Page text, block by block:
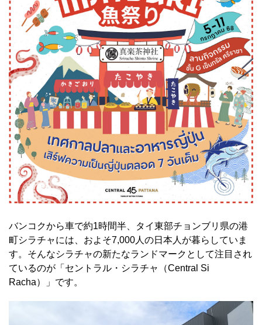
バンコクから車で約1時間半、タイ東部チョンブリ県の港
町シラチャには、およそ7,000人の日本人が暮らしていま
す。そんなシラチャの新たなランドマークとして注目され
ているのが「セントラル・シラチャ（Central Si
Racha）」です。